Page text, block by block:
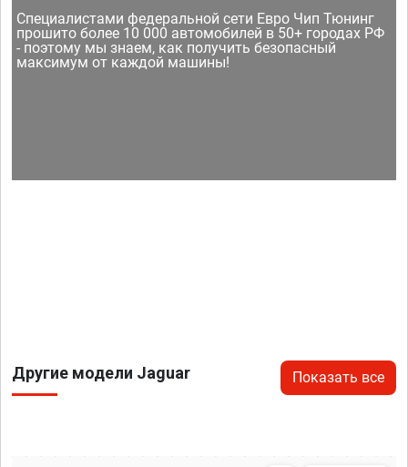
Специалистами федеральной сети Евро Чип Тюнинг
прошито более 10 000 автомобилей в 50+ городах РФ
- поэтому мы знаем, как получить безопасный
максимум от каждой машины!
Другие модели Jaguar Показать все